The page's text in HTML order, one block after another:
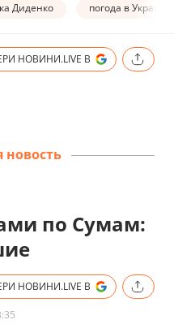
Диденко погода в Украине
НОВИНИ.LIVE В
по Сумам:
НОВИНИ.LIVE В